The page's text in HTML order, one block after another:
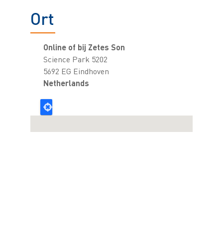
Ort
Online of bij Zetes Son
Science Park 5202
5692 EG Eindhoven
Netherlands